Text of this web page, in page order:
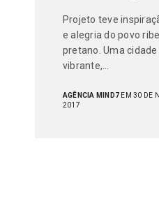
Projeto teve
e alegria do povo
pretano. Uma
vibrante,…
AGÊNCIA MIND7 EM 30 DE
2017